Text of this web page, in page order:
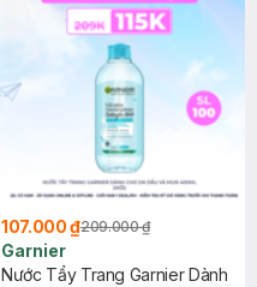
107.000 ₫209.000 ₫
Garnier
Nước Tẩy Trang Garnier Dành